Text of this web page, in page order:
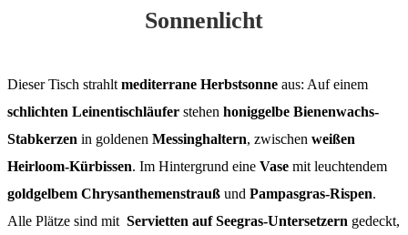
Sonnenlicht
Dieser Tisch strahlt mediterrane Herbstsonne aus: Auf einem
schlichten Leinentischläufer stehen honiggelbe Bienenwachs-
Stabkerzen in goldenen Messinghaltern, zwischen weißen
Heirloom-Kürbissen. Im Hintergrund eine Vase mit leuchtendem
goldgelbem Chrysanthemenstrauß und Pampasgras-Rispen.
Alle Plätze sind mit Servietten auf Seegras-Untersetzern gedeckt,